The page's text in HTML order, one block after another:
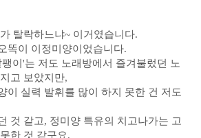
탈락하느냐~ 이거였습니다.
똑이 이정미양이었습니다.
이'는 저도 노래방에서 즐겨불렀던 노
고 보았지만,
이 실력 발휘를 많이 하지 못한 건 저도
것 같고, 정미양 특유의 치고나가는 고
한 것 같구요.